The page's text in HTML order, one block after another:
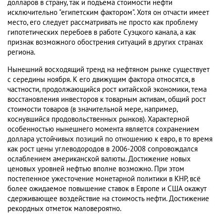
долларов в страну, так и подъема стоимости нефти
исключительно "египетским фактором". Хотя он отчасти имеет
место, его следует рассматривать не просто как проблему
гипотетических перебоев в работе Суэцкого канала, а как
признак возможного обострения ситуаций в других странах
региона.
Нынешний восходящий тренд на нефтяном рынке существует
с середины ноября. К его движущим фактора относятся, в
частности, продолжающийся рост китайской экономики, тема
восстановления инвесторов к товарным активам, общий рост
стоимости товаров (в значительной мере, например,
коснувшийся продовольственных рынков). Характерной
особенностью нынешнего момента является сохранением
доллара устойчивых позиций по отношению к евро, в то время
как рост цены углеводородов в 2006-2008 сопровождался
ослаблением американской валюты. Достижение новых
ценовых уровней нефтью вполне возможно. При этом
постепенное ужесточение монетарной политики в КНР, всё
более ожидаемое повышение ставок в Европе и США окажут
сдерживающее воздействие на стоимость нефти. Достижение
рекордных отметок маловероятно.